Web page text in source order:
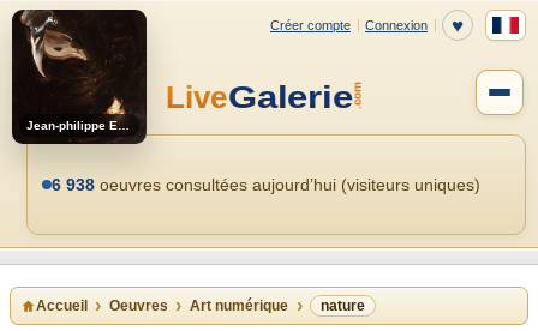
Jean-philippe Estebenet
6 938 oeuvres consultées aujourd’hui (visiteurs uniques)
Accueil Oeuvres Art numérique nature